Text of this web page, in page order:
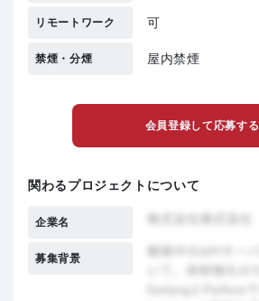
リモートワーク 可
禁煙・分煙 屋内禁煙
会員登録して応募する
関わるプロジェクトについて
企業名
募集背景